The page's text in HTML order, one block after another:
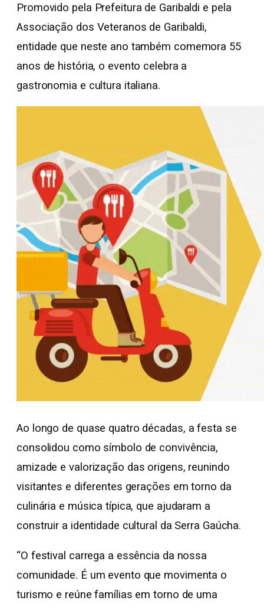
Promovido pela Prefeitura de Garibaldi e pela
Associação dos Veteranos de Garibaldi,
entidade que neste ano também comemora 55
anos de história, o evento celebra a
gastronomia e cultura italiana.
Ao longo de quase quatro décadas, a festa se
consolidou como símbolo de convivência,
amizade e valorização das origens, reunindo
visitantes e diferentes gerações em torno da
culinária e música típica, que ajudaram a
construir a identidade cultural da Serra Gaúcha.
“O festival carrega a essência da nossa
comunidade. É um evento que movimenta o
turismo e reúne famílias em torno de uma